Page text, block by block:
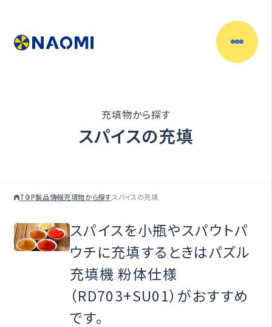
充填物から探す
スパイスの充填
TOP製品情報充填物から探すスパイスの充填
充填物からさがす
充填機一覧
充填ラインの自動化
（自動充填機）
オプション一覧
スパイスを小瓶やスパウトパ
ウチに充填するときはパズル
充填機 粉体仕様
（RD703+SU01）がおすすめ
です。